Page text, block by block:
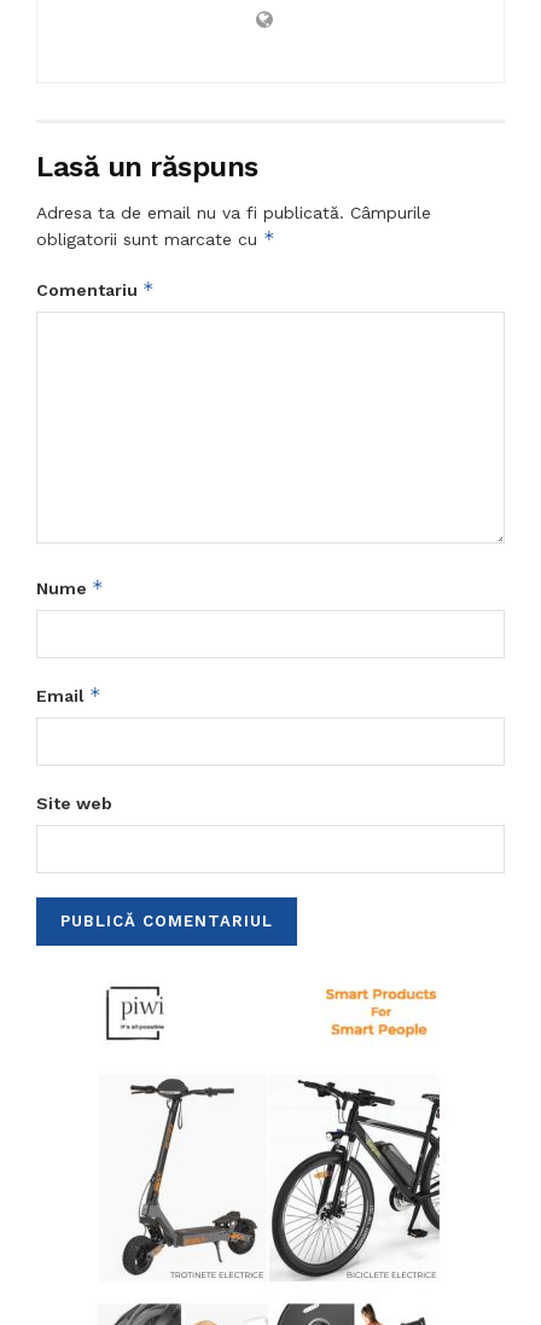
Lasă un răspuns
Adresa ta de email nu va fi publicată. Câmpurile
obligatorii sunt marcate cu *
Comentariu *
Nume *
Email *
Site web